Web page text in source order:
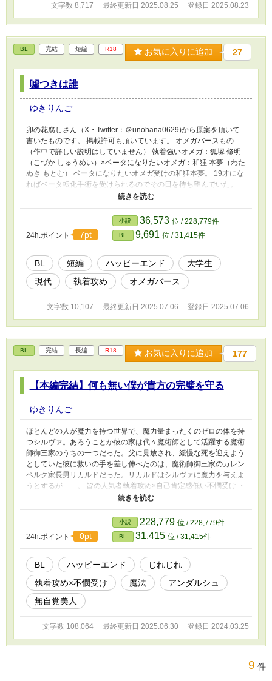
文字数 8,717 最終更新日 2025.08.25 登録日 2025.08.23
BL 完結 短編 R18 お気に入りに追加 27
噓つきは誰
ゆきりんご
卯の花腐しさん（X・Twitter：＠unohana0629)から原案を頂いて
書いたものです。 掲載許可も頂いています。 オメガバースもの
（作中で詳しい説明はしていません） 執着強いオメガ：狐塚 修明
（こづか しゅうめい）×ベータになりたいオメガ：和狸 本夢（わた
ぬき もとむ） ベータになりたいオメガ受けの和狸本夢。 19才にな
ればベータ転化手術を受けられるのでその日を待ち望んでいた。
大学ではベータの恋人ができ、喜んでいた本夢だったが……？ 前
24h.ポイント 7pt
小説 36,573 位 / 228,779件
BL 9,691 位 / 31,415件
BL 短編 ハッピーエンド
大学生
現代
執着攻め オメガバース
文字数 10,107 最終更新日 2025.07.06 登録日 2025.07.06
BL 完結 長編 R18 お気に入りに追加 177
【本編完結】何も無い僕が貴方の完璧を守る
ゆきりんご
ほとんどの人が魔力を持つ世界で、魔力量まったくのゼロの体を持
つシルヴァ。あろうことか彼の家は代々魔術師として活躍する魔術
師御三家のうちの一つだった。父に見放され、緩慢な死を迎えよう
としていた彼に救いの手を差し伸べたのは、魔術師御三家のカレン
ベルク家長男リカルドだった。リカルドはシルヴァに魔力を与えよ
うとするが――。 皆の人気者執着攻め×自己肯定感低い不憫受け ・
小説家になろうでも投稿している作品です ・エロ少なめ（描写が
24h.ポイント 0pt
小説 228,779 位 / 228,779件
BL 31,415 位 / 31,415件
BL ハッピーエンド
じれじれ
執着攻め×不憫受け
魔法
アンダルシュ
無自覚美人
文字数 108,064 最終更新日 2025.06.30 登録日 2024.03.25
9 件